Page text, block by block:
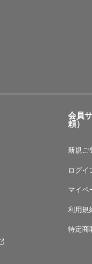
会員
頼）
新規ご
ログイ
マイペ
利用規
特定商